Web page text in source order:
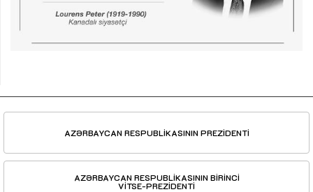
AZƏRBAYCAN RESPUBLİKASININ PREZİDENTİ
AZƏRBAYCAN RESPUBLİKASININ BİRİNCİ
VİTSE-PREZİDENTİ